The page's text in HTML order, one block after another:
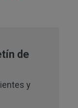
de
y